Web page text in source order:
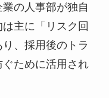
の人事部が独自
主に「リスク回
、採用後のトラ
ために活用され